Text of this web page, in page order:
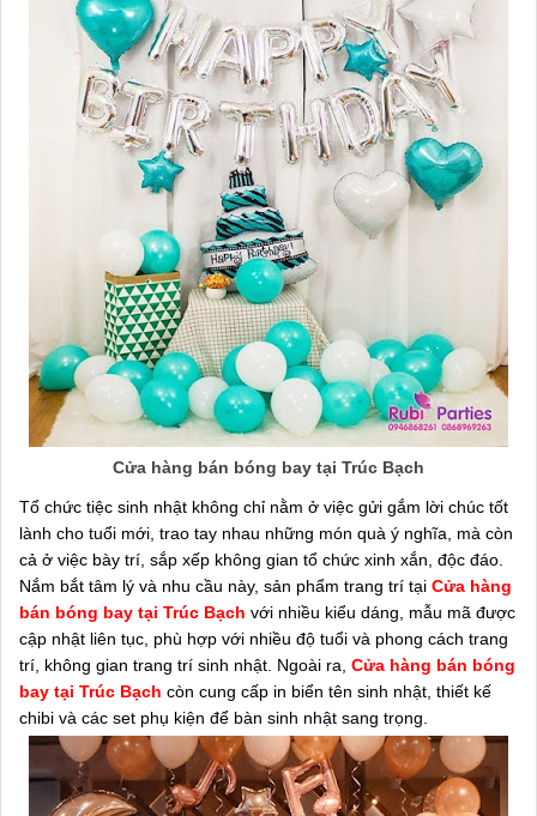
Cửa hàng bán bóng bay tại Trúc Bạch
Tổ chức tiệc sinh nhật không chỉ nằm ở việc gửi gắm lời chúc tốt
lành cho tuổi mới, trao tay nhau những món quà ý nghĩa, mà còn
cả ở việc bày trí, sắp xếp không gian tổ chức xinh xắn, độc đáo.
Nắm bắt tâm lý và nhu cầu này, sản phẩm trang trí tại Cửa hàng
bán bóng bay tại Trúc Bạch với nhiều kiểu dáng, mẫu mã được
cập nhật liên tục, phù hợp với nhiều độ tuổi và phong cách trang
trí, không gian trang trí sinh nhật. Ngoài ra, Cửa hàng bán bóng
bay tại Trúc Bạch còn cung cấp in biển tên sinh nhật, thiết kế
chibi và các set phụ kiện để bàn sinh nhật sang trọng.